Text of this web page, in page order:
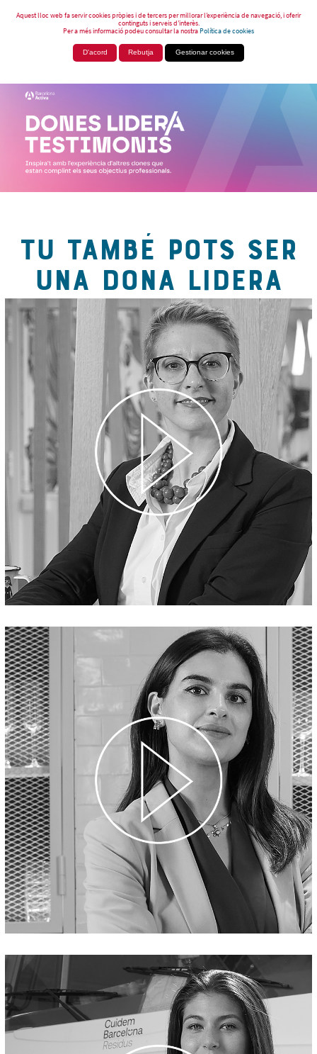
Aquest lloc web fa servir cookies pròpies i de tercers per millorar l’experiència de navegació, i oferir
continguts i serveis d’interès.
Per a més informació podeu consultar la nostraPolítica de cookies
D'acord Rebutja Gestionar cookies
TU TAMBÉ POTS SER
UNA DONA LIDERA